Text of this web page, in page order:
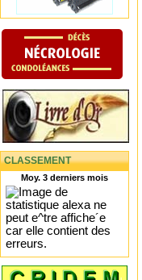
CLASSEMENT
Moy. 3 derniers mois